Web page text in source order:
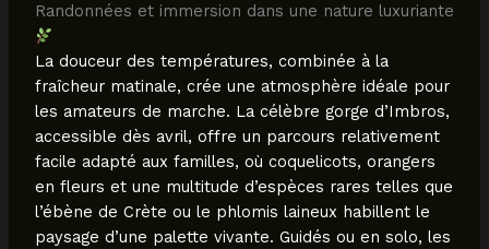
Randonnées et immersion dans une nature luxuriante
La douceur des températures, combinée à la
fraîcheur matinale, crée une atmosphère idéale pour
les amateurs de marche. La célèbre gorge d’Imbros,
accessible dès avril, offre un parcours relativement
facile adapté aux familles, où coquelicots, orangers
en fleurs et une multitude d’espèces rares telles que
l’ébène de Crète ou le phlomis laineux habillent le
paysage d’une palette vivante. Guidés ou en solo, les